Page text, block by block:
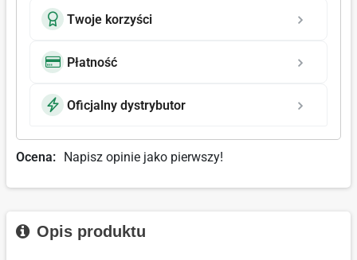
Twoje korzyści
Płatność
Oficjalny dystrybutor
Ocena: Napisz opinie jako pierwszy!
Opis produktu